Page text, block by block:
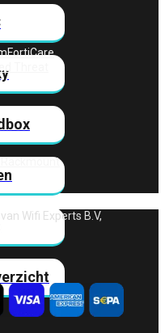
FortiCare
Threat
Rackmount
Wifi Experts B.V,